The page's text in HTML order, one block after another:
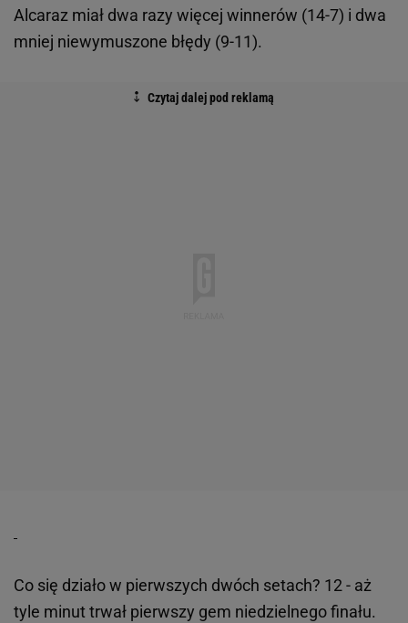
Alcaraz miał dwa razy więcej winnerów (14-7) i dwa
mniej niewymuszone błędy (9-11).
Co się działo w pierwszych dwóch setach? 12 - aż
tyle minut trwał pierwszy gem niedzielnego finału.